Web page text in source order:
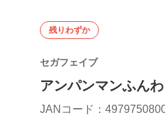
残りわずか
セガフェイブ
アンパンマンふん
JANコード：